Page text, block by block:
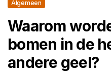
Algemeen
Waarom
bomen in de
andere geel?